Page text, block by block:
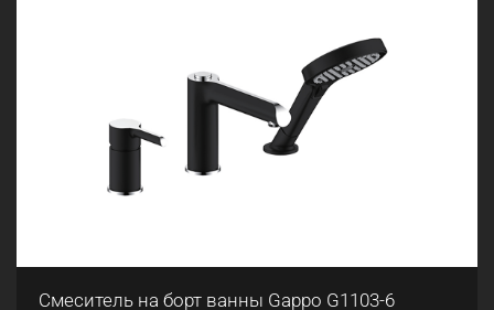
Смеситель на борт ванны Gappo G1103-6